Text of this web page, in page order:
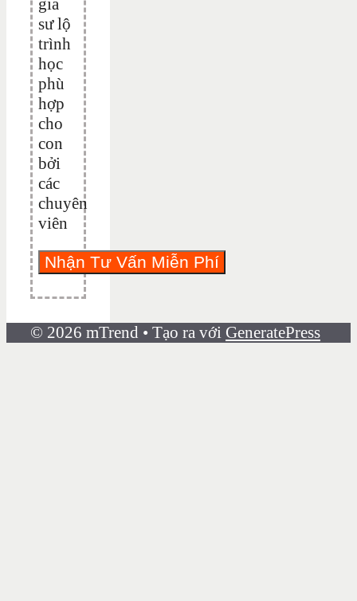
gia
sư lộ
trình
học
phù
hợp
cho
con
bởi
các
chuyên
viên
© 2026 mTrend • Tạo ra với GeneratePress